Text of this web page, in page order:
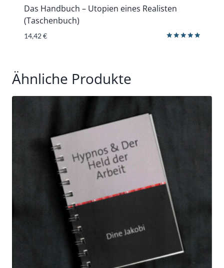
Das Handbuch – Utopien eines Realisten
(Taschenbuch)
14,42€
Ähnliche Produkte